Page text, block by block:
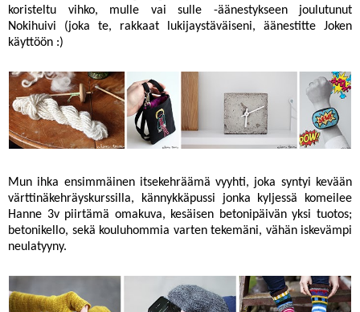
koristeltu vihko, mulle vai sulle -äänestykseen joulutunut
Nokihuivi (joka te, rakkaat lukijaystäväiseni, äänestitte Joken
käyttöön :)
Mun ihka ensimmäinen itsekehräämä vyyhti, joka syntyi kevään
värttinäkehräyskurssilla,
kännykkäpussi jonka kyljessä komeilee
Hanne 3v piirtämä omakuva, kesäisen betonipäivän yksi tuotos;
betonikello, sekä kouluhommia varten tekemäni, vähän iskevämpi
neulatyyny.